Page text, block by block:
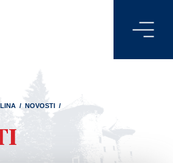
/ NOVOSTI /